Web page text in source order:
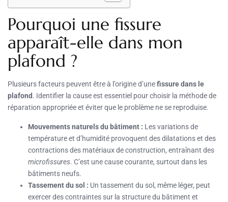
Pourquoi une fissure
apparaît-elle dans mon
plafond ?
Plusieurs facteurs peuvent être à l’origine d’unefissure dans le
plafond. Identifier la cause est essentiel pour choisir la méthode de
réparation appropriée et éviter que le problème ne se reproduise.
Mouvements naturels du bâtiment : Les variations de
température et d’humidité provoquent des dilatations et des
contractions des matériaux de construction, entraînant des
microfissures. C’est une cause courante, surtout dans les
bâtiments neufs.
Tassement du sol : Un tassement du sol, même léger, peut
exercer des contraintes sur la structure du bâtiment et